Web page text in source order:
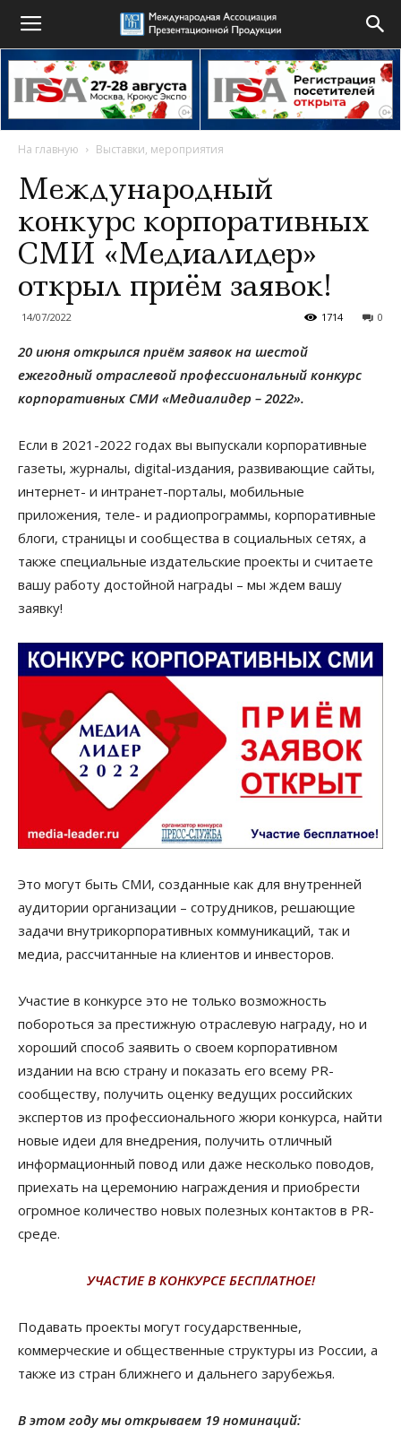
На главную Выставки, мероприятия
Международный
конкурс корпоративных
СМИ «Медиалидер»
открыл приём заявок!
14/07/2022 0
1714
20 июня открылся приём заявок на шестой
ежегодный отраслевой профессиональный конкурс
корпоративных СМИ «Медиалидер – 2022».
Если в 2021-2022 годах вы выпускали корпоративные
газеты, журналы, digital-издания, развивающие сайты,
интернет- и интранет-порталы, мобильные
приложения, теле- и радиопрограммы, корпоративные
блоги, страницы и сообщества в социальных сетях, а
также специальные издательские проекты и считаете
вашу работу достойной награды – мы ждем вашу
заявку!
Это могут быть СМИ, созданные как для внутренней
аудитории организации – сотрудников, решающие
задачи внутрикорпоративных коммуникаций, так и
медиа, рассчитанные на клиентов и инвесторов.
Участие в конкурсе это не только возможность
побороться за престижную отраслевую награду, но и
хороший способ заявить о своем корпоративном
издании на всю страну и показать его всему PR-
сообществу, получить оценку ведущих российских
экспертов из профессионального жюри конкурса, найти
новые идеи для внедрения, получить отличный
информационный повод или даже несколько поводов,
приехать на церемонию награждения и приобрести
огромное количество новых полезных контактов в PR-
среде.
УЧАСТИЕ В КОНКУРСЕ БЕСПЛАТНОЕ!
Подавать проекты могут государственные,
коммерческие и общественные структуры из России, а
также из стран ближнего и дальнего зарубежья.
В этом году мы открываем 19 номинаций: